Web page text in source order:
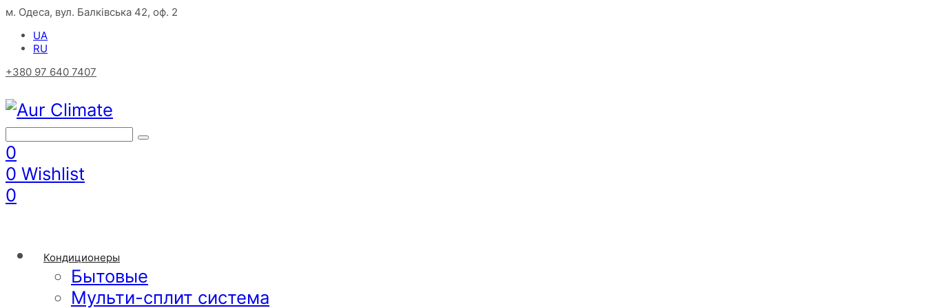
м. Одеса, вул. Балківська 42, оф. 2
UA
RU
+380 97 640 7407
0
0 Wishlist
0
Кондиционеры
Бытовые
Мульти-сплит система